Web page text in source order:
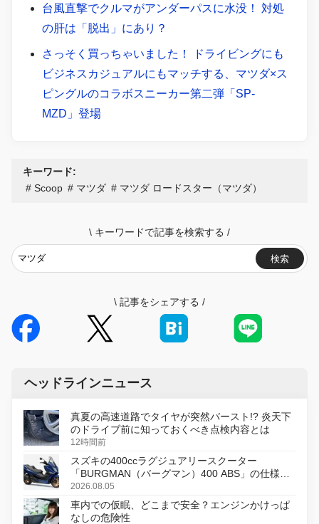
台風直撃でクルマがアンダーパスに水没！ 対処
の肝は「脱出」にあり？
さっそく買っちゃいました！ ドライビングにも
ビジネスカジュアルにもマッチする、マツダ×ス
ピングルのコラボスニーカー第二弾「SP-
MZD」登場
キーワード:
Scoop
マツダ マツダ ロードスター（マツダ）
\ キーワードで記事を検索する /
検索
\ 記事をシェアする /
ヘッドラインニュース
真夏の高速道路でタイヤが突然バースト!? 炎天下
のドライブ前に知っておくべき点検内容とは
12時間前
スズキの400ccラグジュアリースクーター
「BURGMAN（バーグマン）400 ABS」の仕様を
変更し、8月18日に発売
2026.08.05
車内での仮眠、どこまで安全？エンジンかけっぱ
なしの危険性